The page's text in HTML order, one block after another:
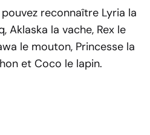
reconnaître Lyria la
Aklaska la vache, Rex le
le mouton, Princesse la
et Coco le lapin.